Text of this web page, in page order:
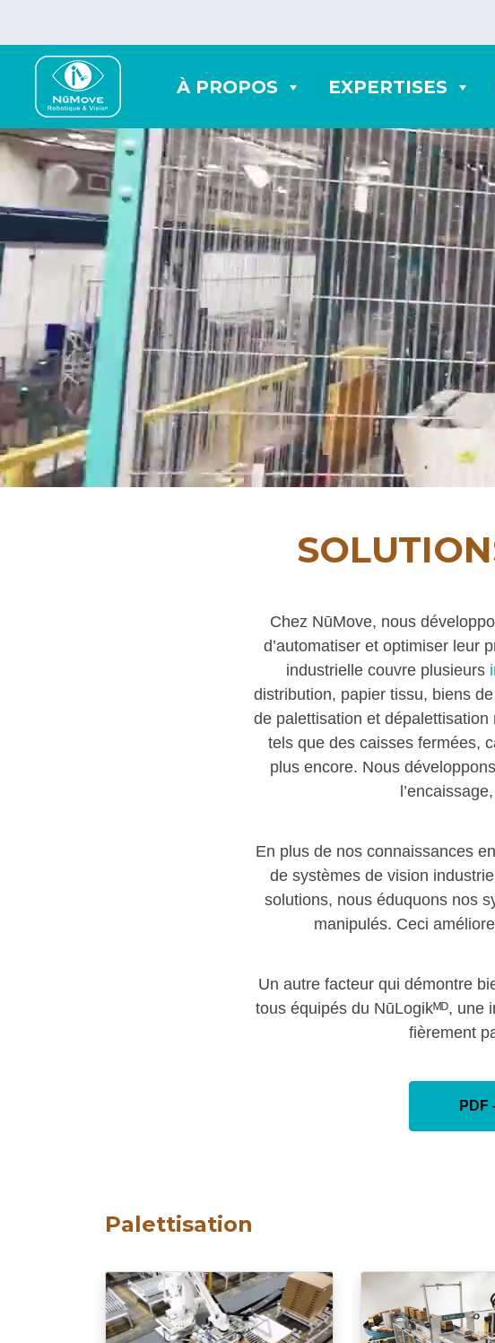
À PROPOS EXPERTISES
Chez NūMove, nous
d’automatiser et optimiser leur
industrielle couvre plusieurs
distribution, papier tissu, biens
de palettisation et
tels que des caisses fermées,
plus encore. Nous
En plus de nos connaissances
de systèmes de vision
solutions, nous éduquons nos
manipulés. Ceci
Un autre facteur qui démontre
tous équipés du NūLogikᴹᴰ, une
fièrement
PDF
Palettisation